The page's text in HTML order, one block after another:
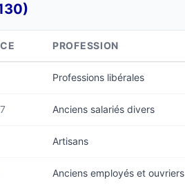
PROFESSION
Professions libérales
Anciens salariés divers
Artisans
Anciens employés et ouvriers